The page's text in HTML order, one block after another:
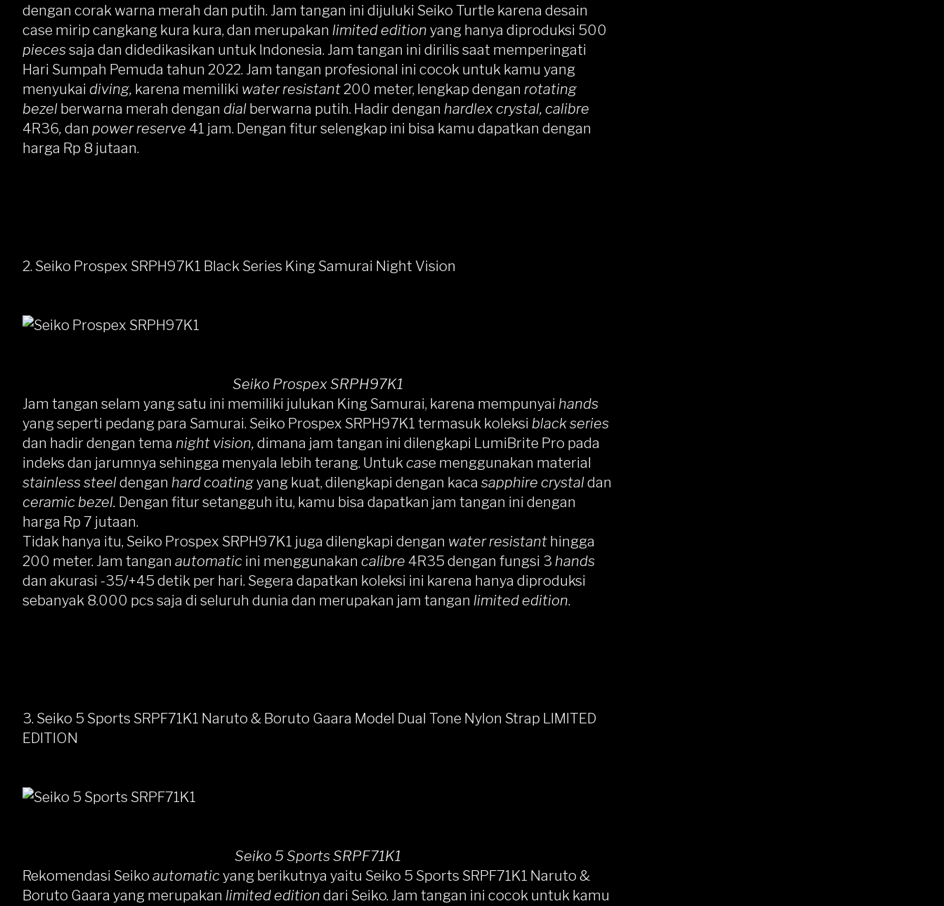
dengan corak warna merah dan putih. Jam tangan ini dijuluki Seiko Turtle karena desain
case mirip cangkang kura kura, dan merupakan limited edition yang hanya diproduksi 500
piecessaja dan didedikasikan untuk Indonesia. Jam tangan ini dirilis saat memperingati
Hari Sumpah Pemuda tahun 2022. Jam tangan profesional ini cocok untuk kamu yang
menyukai diving, karena memiliki water resistant200 meter, lengkap dengan rotating
bezel berwarna merah dengan dial berwarna putih. Hadir dengan hardlex crystal, calibre
4R36, dan power reserve 41 jam. Dengan fitur selengkap ini bisa kamu dapatkan dengan
harga Rp 8 jutaan.
2. Seiko Prospex SRPH97K1 Black Series King Samurai Night Vision
Seiko Prospex SRPH97K1
Jam tangan selam yang satu ini memiliki julukan King Samurai, karena mempunyai hands
yang seperti pedang para Samurai. Seiko Prospex SRPH97K1 termasuk koleksi black series
dan hadir dengan tema night vision, dimana jam tangan ini dilengkapi LumiBrite Pro pada
indeks dan jarumnya sehingga menyala lebih terang. Untuk case menggunakan material
stainless steeldengan hard coatingyang kuat, dilengkapi dengan kaca sapphire crystaldan
ceramic bezel. Dengan fitur setangguh itu, kamu bisa dapatkan jam tangan ini dengan
harga Rp 7 jutaan.
Tidak hanya itu, Seiko Prospex SRPH97K1 juga dilengkapi dengan water resistant hingga
200 meter. Jam tangan automatic ini menggunakan calibre 4R35 dengan fungsi 3 hands
dan akurasi -35/+45 detik per hari. Segera dapatkan koleksi ini karena hanya diproduksi
sebanyak 8.000 pcs saja di seluruh dunia dan merupakan jam tangan limited edition.
3. Seiko 5 Sports SRPF71K1 Naruto & Boruto Gaara Model Dual Tone Nylon Strap LIMITED
EDITION
Seiko 5 Sports SRPF71K1
Rekomendasi Seiko automaticyang berikutnya yaitu Seiko 5 Sports SRPF71K1 Naruto &
Boruto Gaara yang merupakan limited edition dari Seiko. Jam tangan ini cocok untuk kamu